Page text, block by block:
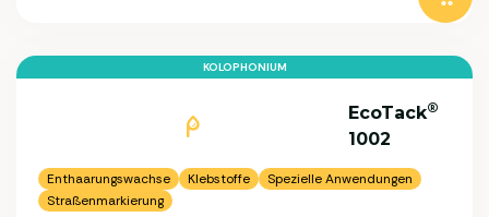
KOLOPHONIUM
EcoTack®
1002
Enthaarungswachse Klebstoffe
Spezielle Anwendungen
Straßenmarkierung